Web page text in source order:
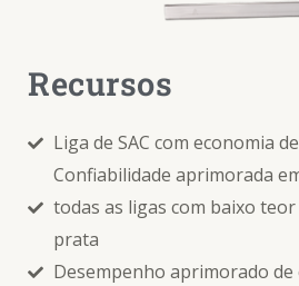
Recursos
Liga de SAC com economia
Confiabilidade aprimorada
todas as ligas com baixo
prata
Desempenho aprimorado de